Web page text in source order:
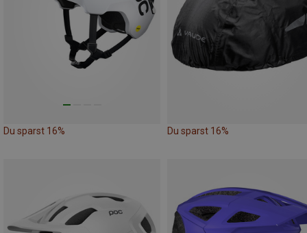
Du sparst 16% Du sparst 16%